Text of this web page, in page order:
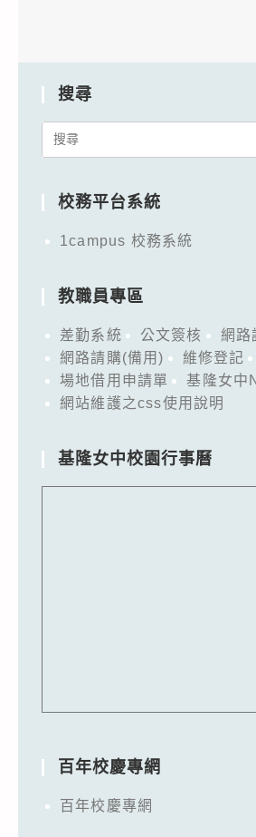
搜尋
Search
校務平台系統
1campus 校務系統
教職員專區
差勤系統 公文簽核
網路
網路請購(備用)
維修登記
場地借用申請單
基隆女中
網站維護之css使用說明
基隆女中校園行事曆
百年校慶專網
百年校慶專網